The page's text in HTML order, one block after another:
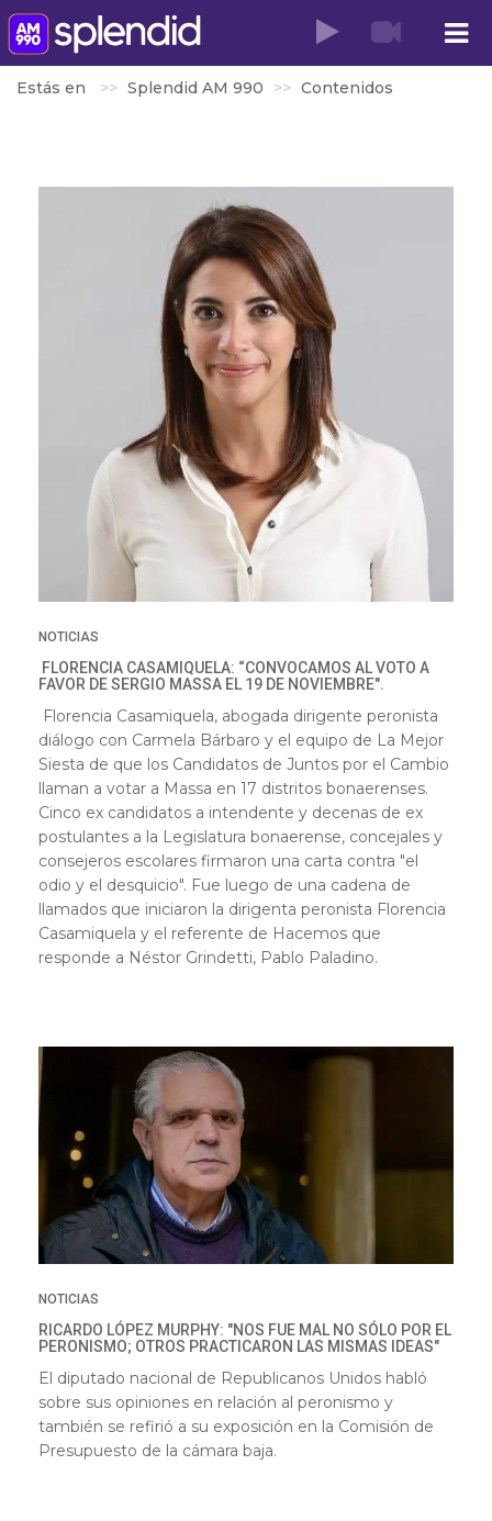
Estás en Splendid AM 990 Contenidos
NOTICIAS
FLORENCIA CASAMIQUELA: “CONVOCAMOS AL VOTO A
FAVOR DE SERGIO MASSA EL 19 DE NOVIEMBRE".
Florencia Casamiquela, abogada dirigente peronista
diálogo con Carmela Bárbaro y el equipo de La Mejor
Siesta de que los Candidatos de Juntos por el Cambio
llaman a votar a Massa en 17 distritos bonaerenses.
Cinco ex candidatos a intendente y decenas de ex
postulantes a la Legislatura bonaerense, concejales y
consejeros escolares firmaron una carta contra "el
odio y el desquicio". Fue luego de una cadena de
llamados que iniciaron la dirigenta peronista Florencia
Casamiquela y el referente de Hacemos que
responde a Néstor Grindetti, Pablo Paladino.
NOTICIAS
RICARDO LÓPEZ MURPHY: "NOS FUE MAL NO SÓLO POR EL
PERONISMO; OTROS PRACTICARON LAS MISMAS IDEAS"
El diputado nacional de Republicanos Unidos habló
sobre sus opiniones en relación al peronismo y
también se refirió a su exposición en la Comisión de
Presupuesto de la cámara baja.